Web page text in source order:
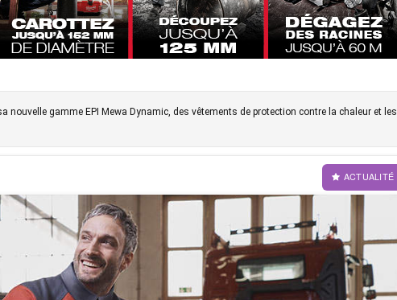
nouvelle gamme EPI Mewa Dynamic, des vêtements de protection contre la chaleur et les
ACTUALITÉ